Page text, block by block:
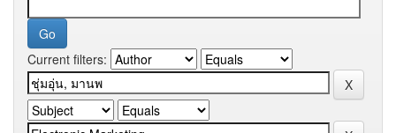
Current filters: